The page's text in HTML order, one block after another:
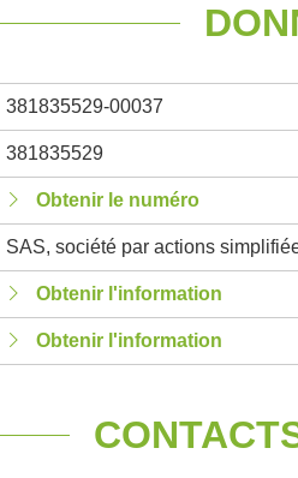
381835529-00037
381835529
Obtenir le numéro
SAS, société par actions
Obtenir l'information
Obtenir l'information